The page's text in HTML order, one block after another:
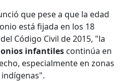
que pese a que la edad
está fijada en los 18
Código Civil de 2015, "la
infantiles continúa en
especialmente en zonas